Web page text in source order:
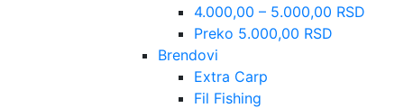
4.000,00 – 5.000,00 RSD
Preko 5.000,00 RSD
Brendovi
Extra Carp
Fil Fishing